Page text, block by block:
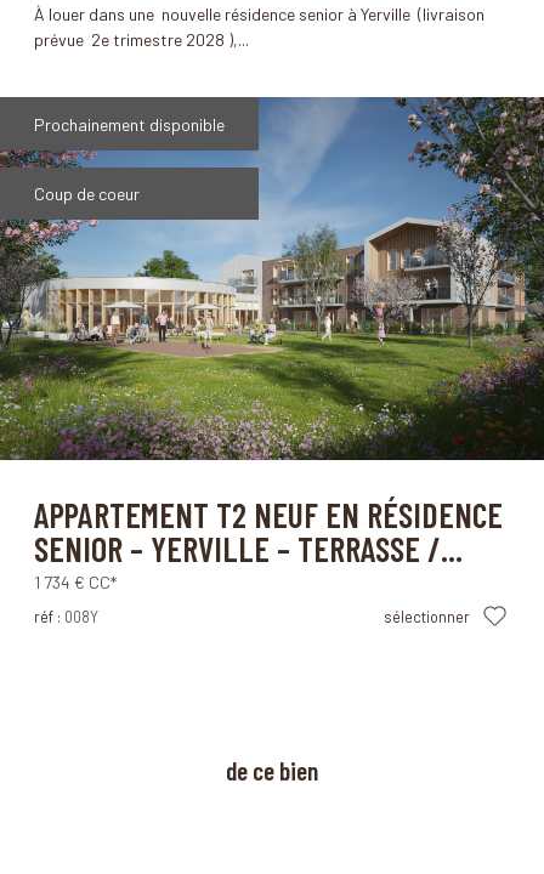
À louer dans une nouvelle résidence senior à Yerville (livraison
prévue 2e trimestre 2028 ),...
Prochainement disponible
Coup de coeur
de ce bien
APPARTEMENT T2 NEUF EN RÉSIDENCE
SENIOR – YERVILLE – TERRASSE /...
1 734 € CC*
réf : 008Y sélectionner